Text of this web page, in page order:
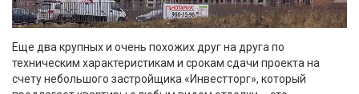
Еще два крупных и очень похожих друг на друга по
техническим характеристикам и срокам сдачи проекта на
счету небольшого застройщика «Инвестторг», который